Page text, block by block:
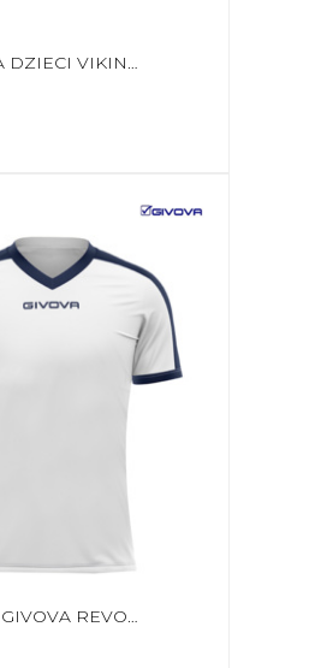
KOMIN DLA DZIECI VIKING 0545 POLARTEC OUTSIDE JEDNOROŻCE 425-22-0545-07-UNI
KOSZULKA GIVOVA REVOLUTION INTERLOCK BIAŁO-GRANATOWA MAC04 0304